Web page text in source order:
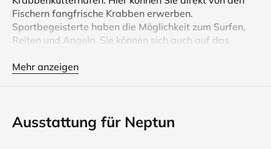
Fischern fangfrische Krabben erwerben.
Sportbegeisterte haben die Möglichkeit zum Surfen,
Reiten und Angeln. Sie können sich auch auf das
Deichen die schöne Landschaft genießen. Eine
auch trauen, was unzählige Paare schon praktiziert
haben. Zahlreiche geführte Wanderungen ins Watt
oder eine Führung zu den Vogel- und Salzwiesen
Mehr anzeigen
Ausstattung für Neptun